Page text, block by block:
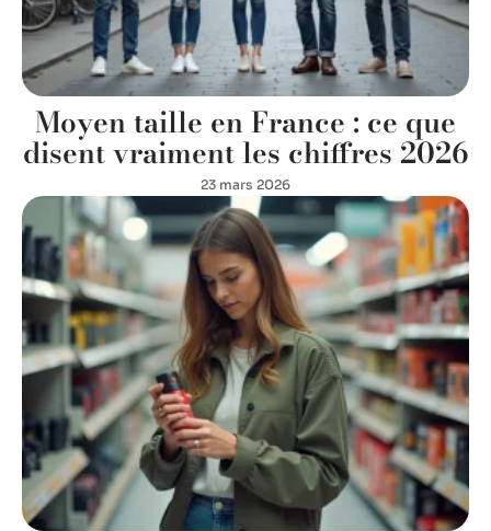
Moyen taille en France : ce que
disent vraiment les chiffres 2026
23 mars 2026